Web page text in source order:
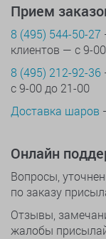
Прием
8 (495) 544-50-27
клиентов — с 9-
8 (495) 212-92-36
с 9-00 до 21-00
Доставка шаров
Онлайн
Вопросы,
по заказу
Отзывы,
жалобы